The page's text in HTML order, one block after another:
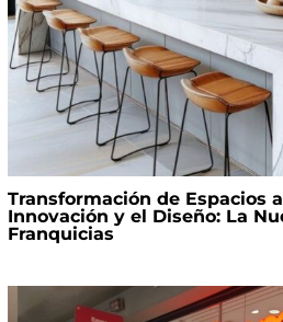
Transformación de Espacios
Innovación y el Diseño: La
Franquicias